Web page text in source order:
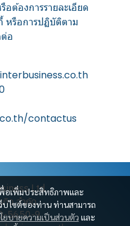
ต้องการรายละเอียด
หรือการปฏิบัติตาม
อ
contactus
พื่อเพิ่มประสิทธิภาพและ
บไซต์ของท่าน ท่านสามารถ
ยบายความเป็นส่วนตัว และ
Ltd.
จ จำกัด
5650-9